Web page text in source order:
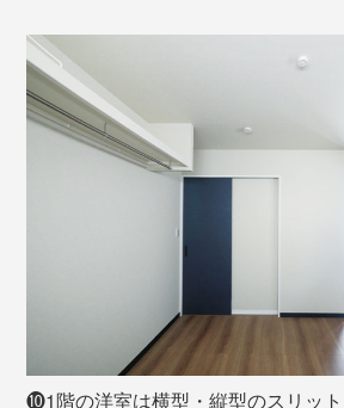
❿1階の洋室は横型・縦型のスリッ